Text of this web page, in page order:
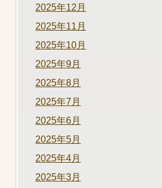
2025年12月
2025年11月
2025年10月
2025年9月
2025年8月
2025年7月
2025年6月
2025年5月
2025年4月
2025年3月